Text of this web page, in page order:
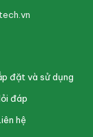
đặt và sử dụng
đáp
hệ